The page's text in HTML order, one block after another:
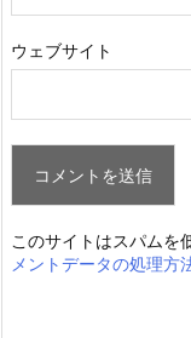
ウェブサイト
このサイトはスパムを
メントデータの処理方